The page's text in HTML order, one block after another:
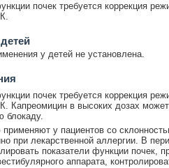
почек требуется коррекция
у детей не установлена.
почек требуется коррекция
Капреомицин в высоких дозах
блокаду.
у пациентов со
при лекарственной аллергии. В
показатели функции почек,
аппарата,